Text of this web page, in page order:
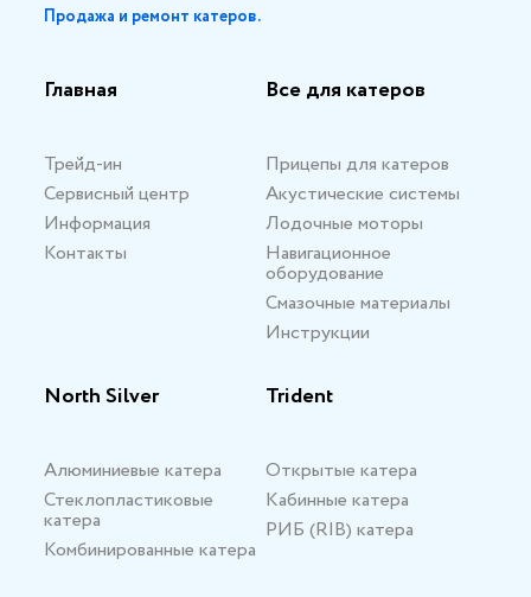
Продажа и ремонт катеров.
Главная
Трейд-ин
Сервисный центр
Информация
Контакты
Все для катеров
Прицепы для катеров
Акустические системы
Лодочные моторы
Навигационное
оборудование
Смазочные материалы
Инструкции
North Silver
Алюминиевые катера
Стеклопластиковые
катера
Комбинированные катера
Trident
Открытые катера
Кабинные катера
РИБ (RIB) катера